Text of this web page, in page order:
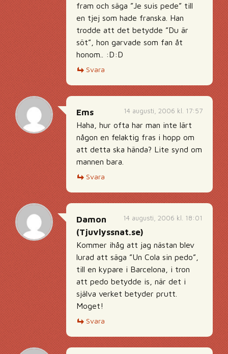
fram och säga ”Je suis pede” till
en tjej som hade franska. Han
trodde att det betydde ”Du är
söt”, hon garvade som fan åt
honom.. :D:D
Svara
14 augusti, 2006 kl. 17:57
Ems
Haha, hur ofta har man inte lärt
någon en felaktig fras i hopp om
att detta ska hända? Lite synd om
mannen bara.
Svara
14 augusti, 2006 kl. 18:01
Damon
(Tjuvlyssnat.se)
Kommer ihåg att jag nästan blev
lurad att säga ”Un Cola sin pedo”,
till en kypare i Barcelona, i tron
att pedo betydde is, när det i
själva verket betyder prutt.
Moget!
Svara